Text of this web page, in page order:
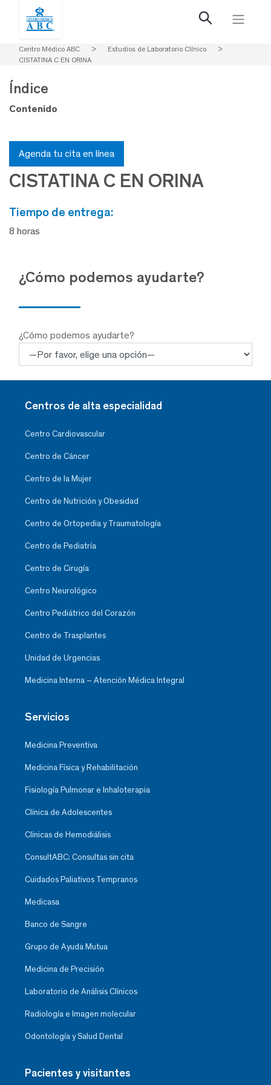
Centro Médico ABC > Estudios de Laboratorio Clínico
>
CISTATINA C EN ORINA
CISTATINA C EN ORINA
tiempo de entrega:
8 horas
¿Cómo podemos ayudarte?
¿Cómo podemos ayudarte?
Índice
Contenido
Agenda tu cita en línea
Centros de alta especialidad
Centro Cardiovascular
Centro de Cáncer
Centro de la Mujer
Centro de Nutrición y Obesidad
Centro de Ortopedia y Traumatología
Centro de Pediatría
Centro de Cirugía
Centro Neurológico
Centro Pediátrico del Corazón
Centro de Trasplantes
Unidad de Urgencias
Medicina Interna – Atención Médica Integral
Servicios
Medicina Preventiva
Medicina Física y Rehabilitación
Fisiología Pulmonar e Inhaloterapia
Clínica de Adolescentes
Clínicas de Hemodiálisis
ConsultABC: Consultas sin cita
Cuidados Paliativos Tempranos
Medicasa
Banco de Sangre
Grupo de Ayuda Mutua
Medicina de Precisión
Laboratorio de Análisis Clínicos
Radiología e Imagen molecular
Odontología y Salud Dental
Pacientes y visitantes